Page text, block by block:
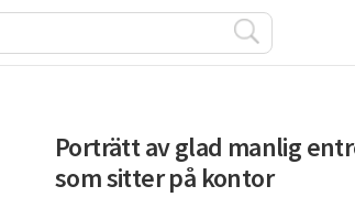
Porträtt av glad manlig
som sitter på kontor